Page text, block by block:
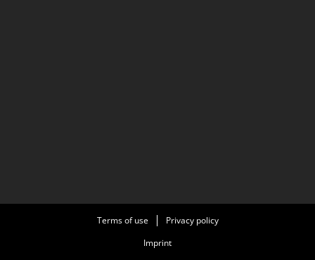
Terms of use
Privacy policy
Imprint